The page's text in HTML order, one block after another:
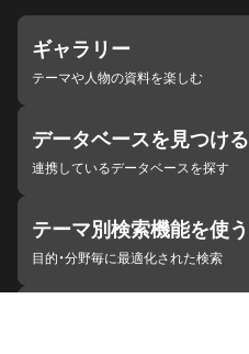
ギャラリー
テーマや人物の資料を楽しむ
データベースを見つける
連携しているデータベースを探す
テーマ別検索機能を使う
目的・分野毎に最適化された検索